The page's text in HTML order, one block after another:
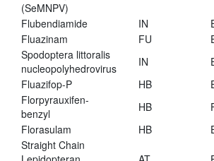
(SeMNPV)
Flubendiamide IN
Fluazinam
FU
Spodoptera littoralis
nucleopolyhedrovirus
IN
Fluazifop-P
HB
Florpyrauxifen-
benzyl
HB
Florasulam
HB
Straight Chain